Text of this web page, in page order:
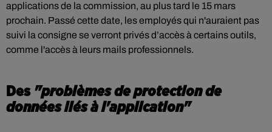
applications de la commission, au plus tard le 15 mars
prochain. Passé cette date, les employés qui n'auraient pas
suivi la consigne se verront privés d’accès à certains outils,
comme l'accès à leurs mails professionnels.
Des "problèmes de protection de
données liés à l'application"